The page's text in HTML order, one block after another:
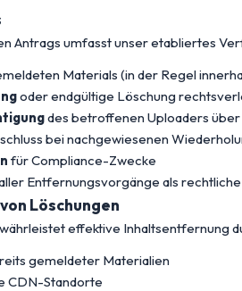
Antrags umfasst unser etabliertes
Materials (in der Regel
oder endgültige Löschung
des betroffenen Uploaders
bei nachgewiesenen
für Compliance-Zwecke
Entfernungsvorgänge als
Löschungen
effektive Inhaltsentfernung
gemeldeter Materialien
CDN-Standorte